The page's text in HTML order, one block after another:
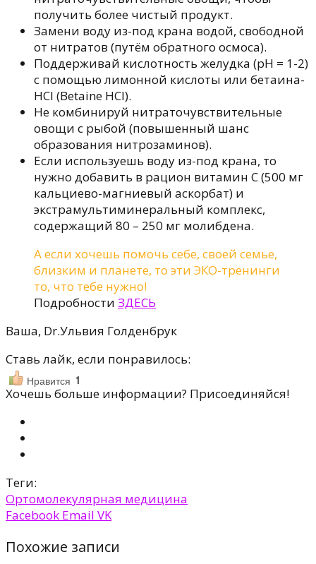
получить более чистый продукт.
Замени воду из-под крана водой, свободной
от нитратов (путём обратного осмоса).
Поддерживай кислотность желудка (pH = 1-2)
с помощью лимонной кислоты или бетаина-
HCl (Betaine HCI).
Не комбинируй нитраточувствительные
овощи с рыбой (повышенный шанс
образования нитрозаминов).
Если используешь воду из-под крана, то
нужно добавить в рацион витамин С (500 мг
кальциево-магниевый аскорбат) и
экстрамультиминеральный комплекс,
содержащий 80 – 250 мг молибдена.
А если хочешь помочь себе, своей семье,
близким и планете, то эти ЭКО-тренинги
то, что тебе нужно!
Подробности ЗДЕСЬ
Ваша, Dr.Ульвия Голденбрук
Ставь лайк, если понравилось:
Нравится 1
Хочешь больше информации? Присоединяйся!
Теги:
Ортомолекулярная медицина
Facebook Email VK
Похожие записи